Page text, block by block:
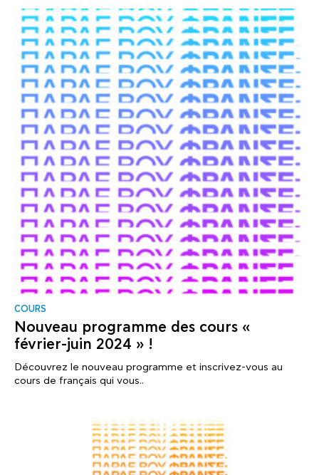
COURS
Nouveau programme des cours «
février-juin 2024 » !
Découvrez le nouveau programme et inscrivez-vous au
cours de français qui vous..